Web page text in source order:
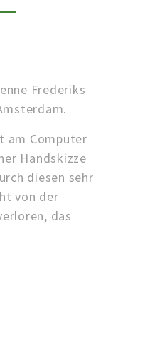
Frederiks
am Computer
Handskizze
diesen sehr
von der
das